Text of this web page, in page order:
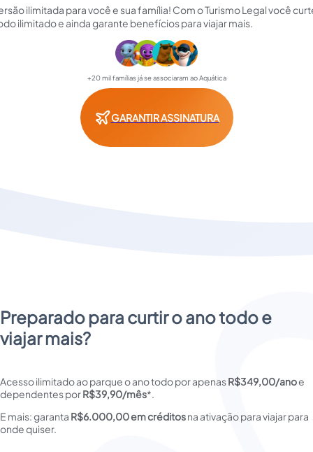
ilimitada para você e sua família! Com o Turismo Legal você
ilimitado e ainda garante benefícios para viajar mais.
+20 mil famílias já se associaram ao Aquática
GARANTIR ASSINATURA
Preparado para curtir o ano todo e
viajar mais?
Acesso ilimitado ao parque o ano todo por apenas R$349,00/ano e
dependentes por R$39,90/mês*.
E mais: garanta R$6.000,00 em créditos na ativação para viajar para
onde quiser.